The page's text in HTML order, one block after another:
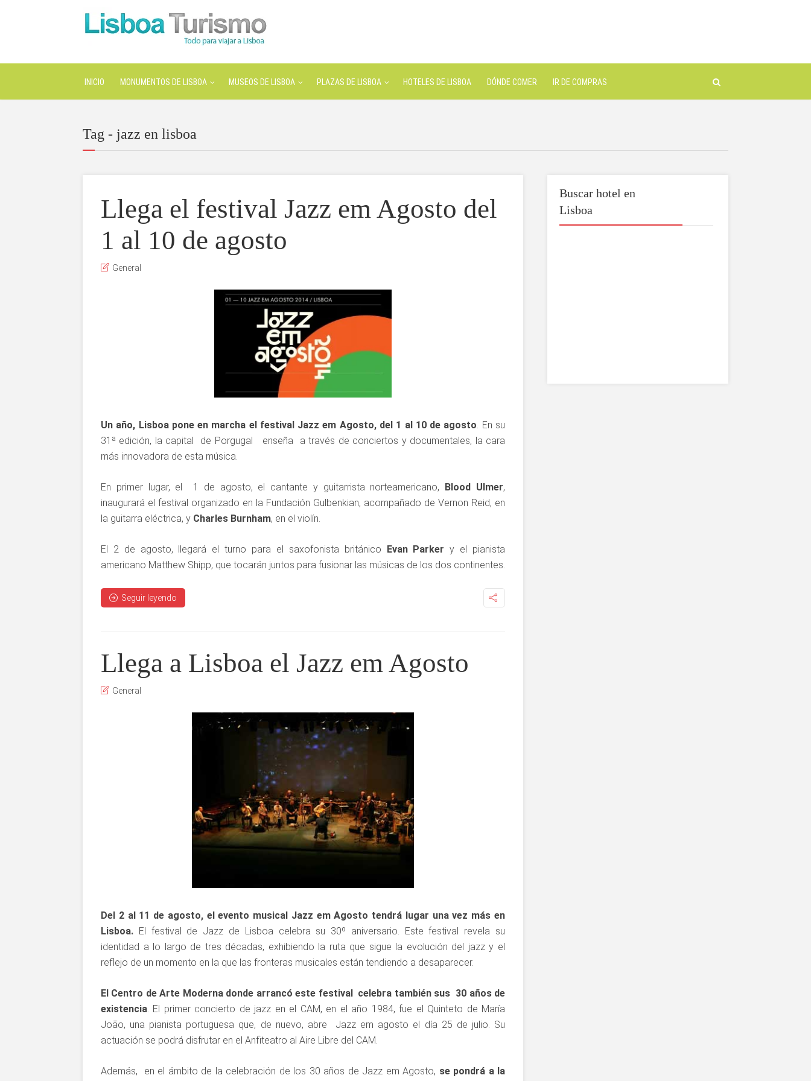
INICIO MONUMENTOS DE LISBOA MUSEOS DE LISBOA PLAZAS DE LISBOA HOTELES DE LISBOA DÓNDE COMER IR DE COMPRAS
Tag - jazz en lisboa
Llega el festival Jazz em Agosto del
1 al 10 de agosto
General
Un año, Lisboa pone en marcha el festival Jazz em Agosto, del 1 al 10 de agosto. En su
31ª edición, la capital de Porgugal enseña a través de conciertos y documentales, la cara
más innovadora de esta música.
En primer lugar, el 1 de agosto, el cantante y guitarrista norteamericano, Blood Ulmer,
inaugurará el festival organizado en la Fundación Gulbenkian, acompañado de Vernon Reid, en
la guitarra eléctrica, y Charles Burnham, en el violín.
El 2 de agosto, llegará el turno para el saxofonista británico Evan Parker y el pianista
americano Matthew Shipp, que tocarán juntos para fusionar las músicas de los dos continentes.
Seguir leyendo
Llega a Lisboa el Jazz em Agosto
General
Del 2 al 11 de agosto, el evento musical Jazz em Agosto tendrá lugar una vez más en
Lisboa. El festival de Jazz de Lisboa celebra su 30º aniversario. Este festival revela su
identidad a lo largo de tres décadas, exhibiendo la ruta que sigue la evolución del jazz y el
reflejo de un momento en la que las fronteras musicales están tendiendo a desaparecer.
El Centro de Arte Moderna donde arrancó este festival celebra también sus 30 años de
existencia . El primer concierto de jazz en el CAM, en el año 1984, fue el Quinteto de María
João, una pianista portuguesa que, de nuevo, abre Jazz em agosto el día 25 de julio. Su
actuación se podrá disfrutar en el Anfiteatro al Aire Libre del CAM.
Además, en el ámbito de la celebración de los 30 años de Jazz em Agosto, se pondrá a la
Buscar hotel en
Lisboa